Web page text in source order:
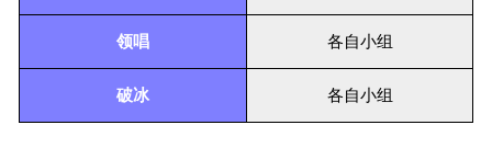
领唱 各自小组
破冰 各自小组